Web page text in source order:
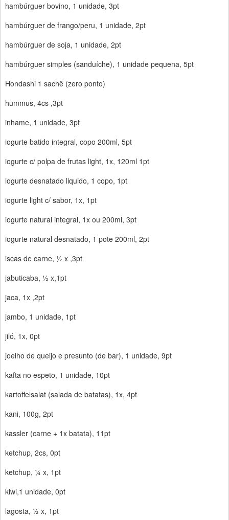
hambúrguer bovino, 1 unidade, 3pt
hambúrguer de frango/peru, 1 unidade, 2pt
hambúrguer de soja, 1 unidade, 2pt
hambúrguer simples (sanduíche), 1 unidade pequena, 5pt
Hondashi 1 sachê (zero ponto)
hummus, 4cs ,3pt
inhame, 1 unidade, 3pt
iogurte batido integral, copo 200ml, 5pt
iogurte c/ polpa de frutas light, 1x, 120ml 1pt
iogurte desnatado liquido, 1 copo, 1pt
iogurte light c/ sabor, 1x, 1pt
iogurte natural integral, 1x ou 200ml, 3pt
iogurte natural desnatado, 1 pote 200ml, 2pt
iscas de carne, ½ x ,3pt
jabuticaba, ½ x,1pt
jaca, 1x ,2pt
jambo, 1 unidade, 1pt
jiló, 1x, 0pt
joelho de queijo e presunto (de bar), 1 unidade, 9pt
kafta no espeto, 1 unidade, 10pt
kartoffelsalat (salada de batatas), 1x, 4pt
kani, 100g, 2pt
kassler (carne + 1x batata), 11pt
ketchup, 2cs, 0pt
ketchup, ¼ x, 1pt
kiwi,1 unidade, 0pt
lagosta, ½ x, 1pt